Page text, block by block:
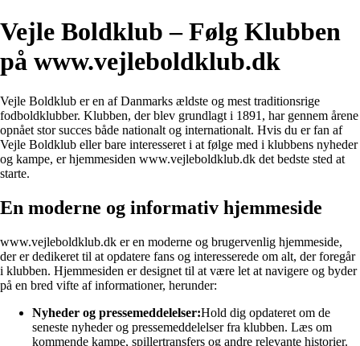
Vejle Boldklub – Følg Klubben
på www.vejleboldklub.dk
Vejle Boldklub er en af Danmarks ældste og mest traditionsrige
fodboldklubber. Klubben, der blev grundlagt i 1891, har gennem årene
opnået stor succes både nationalt og internationalt. Hvis du er fan af
Vejle Boldklub eller bare interesseret i at følge med i klubbens nyheder
og kampe, er hjemmesiden www.vejleboldklub.dk det bedste sted at
starte.
En moderne og informativ hjemmeside
www.vejleboldklub.dk er en moderne og brugervenlig hjemmeside,
der er dedikeret til at opdatere fans og interesserede om alt, der foregår
i klubben. Hjemmesiden er designet til at være let at navigere og byder
på en bred vifte af informationer, herunder:
Nyheder og pressemeddelelser:Hold dig opdateret om de
seneste nyheder og pressemeddelelser fra klubben. Læs om
kommende kampe, spillertransfers og andre relevante historier.